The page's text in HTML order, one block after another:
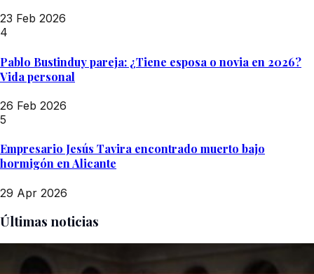
23 Feb 2026
4
Pablo Bustinduy pareja: ¿Tiene esposa o novia en 2026?
Vida personal
26 Feb 2026
5
Empresario Jesús Tavira encontrado muerto bajo
hormigón en Alicante
29 Apr 2026
Últimas noticias